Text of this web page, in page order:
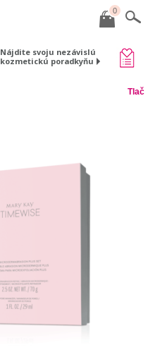
0
Nájdite svoju nezávislú
kozmetickú poradkyňu
Tlač